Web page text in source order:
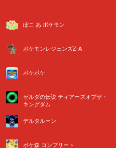
ぽこ あ ポケモン
ポケモンレジェンズZ-A
ポケポケ
ゼルダの伝説 ティアーズオブザ・
キングダム
デルタルーン
ポケ森 コンプリート